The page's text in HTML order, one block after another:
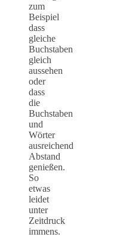
zum
Beispiel
dass
gleiche
Buchstaben
gleich
aussehen
oder
dass
die
Buchstaben
und
Wörter
ausreichend
Abstand
genießen.
So
etwas
leidet
unter
Zeitdruck
immens.